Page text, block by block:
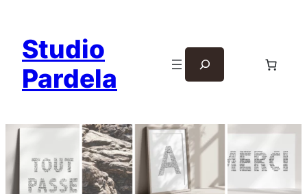
Studio
Pardela